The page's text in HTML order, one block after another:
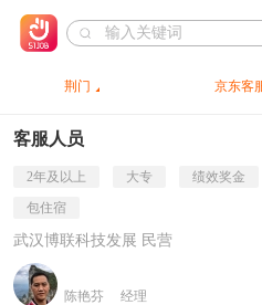
荆门 京东客
客服人员
2年及以上 大专 绩效奖金
包住宿
武汉博联科技发展 民营
陈艳芬 经理